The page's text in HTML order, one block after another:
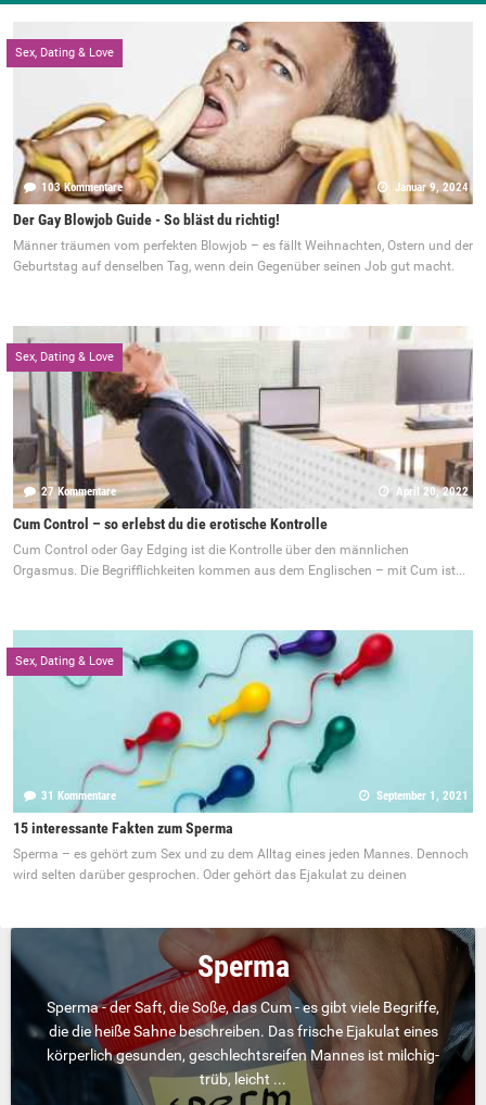
Sex, Dating & Love
103 Kommentare Januar 9, 2024
Der Gay Blowjob Guide - So bläst du richtig!
Männer träumen vom perfekten Blowjob – es fällt Weihnachten, Ostern und der
Geburtstag auf denselben Tag, wenn dein Gegenüber seinen Job gut macht.
Sex, Dating & Love
27 Kommentare April 20, 2022
Cum Control – so erlebst du die erotische Kontrolle
Cum Control oder Gay Edging ist die Kontrolle über den männlichen
Orgasmus. Die Begrifflichkeiten kommen aus dem Englischen – mit Cum ist...
Sex, Dating & Love
31 Kommentare September 1, 2021
15 interessante Fakten zum Sperma
Sperma – es gehört zum Sex und zu dem Alltag eines jeden Mannes. Dennoch
wird selten darüber gesprochen. Oder gehört das Ejakulat zu deinen
Sperma
Sperma - der Saft, die Soße, das Cum - es gibt viele Begriffe,
die die heiße Sahne beschreiben. Das frische Ejakulat eines
körperlich gesunden, geschlechtsreifen Mannes ist milchig-
trüb, leicht ...